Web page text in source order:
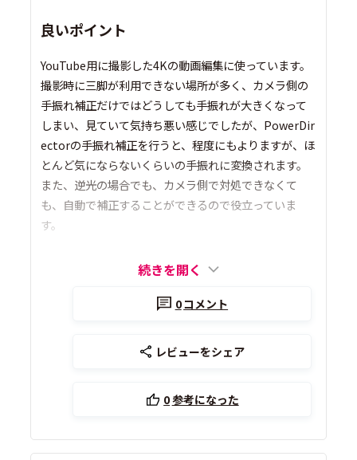
良いポイント
YouTube用に撮影した4Kの動画編集に使っています。
撮影時に三脚が利用できない場所が多く、カメラ側の
手振れ補正だけではどうしても手振れが大きくなって
しまい、見ていて気持ち悪い感じでしたが、PowerDir
ectorの手振れ補正を行うと、程度にもよりますが、ほ
とんど気にならないくらいの手振れに変換されます。
また、逆光の場合でも、カメラ側で対処できなくて
も、自動で補正することができるので役立っていま
す。
続きを開く
0コメント
レビューをシェア
0参考になった